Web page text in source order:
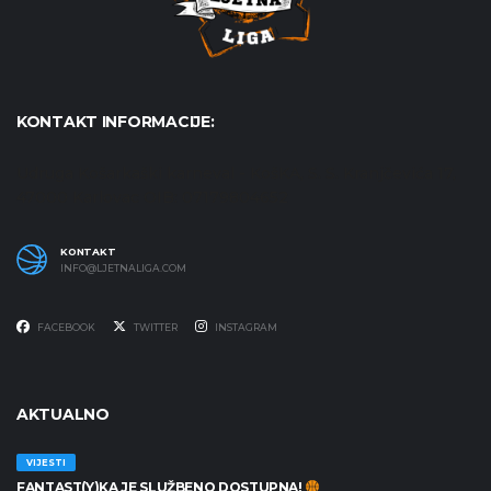
KONTAKT INFORMACIJE:
KONTAKT
INFO@LJETNALIGA.COM
FACEBOOK TWITTER INSTAGRAM
AKTUALNO
VIJESTI
FANTAST(Y)KA JE SLUŽBENO DOSTUPNA!